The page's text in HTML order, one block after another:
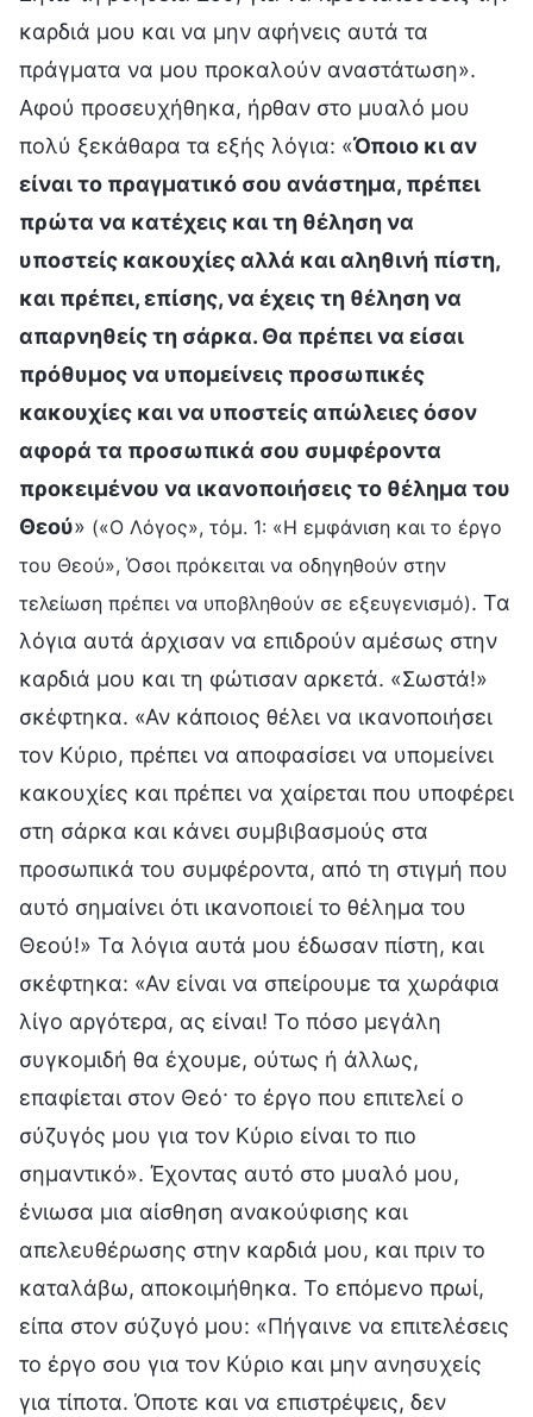
καρδιά μου και να μην αφήνεις αυτά τα
πράγματα να μου προκαλούν αναστάτωση».
Αφού προσευχήθηκα, ήρθαν στο μυαλό μου
πολύ ξεκάθαρα τα εξής λόγια: «Όποιο κι αν
είναι το πραγματικό σου ανάστημα, πρέπει
πρώτα να κατέχεις και τη θέληση να
υποστείς κακουχίες αλλά και αληθινή πίστη,
και πρέπει, επίσης, να έχεις τη θέληση να
απαρνηθείς τη σάρκα. Θα πρέπει να είσαι
πρόθυμος να υπομείνεις προσωπικές
κακουχίες και να υποστείς απώλειες όσον
αφορά τα προσωπικά σου συμφέροντα
προκειμένου να ικανοποιήσεις το θέλημα του
Θεού» («Ο Λόγος», τόμ. 1: «Η εμφάνιση και το έργο
του Θεού», Όσοι πρόκειται να οδηγηθούν στην
τελείωση πρέπει να υποβληθούν σε εξευγενισμό). Τα
λόγια αυτά άρχισαν να επιδρούν αμέσως στην
καρδιά μου και τη φώτισαν αρκετά. «Σωστά!»
σκέφτηκα. «Αν κάποιος θέλει να ικανοποιήσει
τον Κύριο, πρέπει να αποφασίσει να υπομείνει
κακουχίες και πρέπει να χαίρεται που υποφέρει
στη σάρκα και κάνει συμβιβασμούς στα
προσωπικά του συμφέροντα, από τη στιγμή που
αυτό σημαίνει ότι ικανοποιεί το θέλημα του
Θεού!» Τα λόγια αυτά μου έδωσαν πίστη, και
σκέφτηκα: «Αν είναι να σπείρουμε τα χωράφια
λίγο αργότερα, ας είναι! Το πόσο μεγάλη
συγκομιδή θα έχουμε, ούτως ή άλλως,
επαφίεται στον Θεό· το έργο που επιτελεί ο
σύζυγός μου για τον Κύριο είναι το πιο
σημαντικό». Έχοντας αυτό στο μυαλό μου,
ένιωσα μια αίσθηση ανακούφισης και
απελευθέρωσης στην καρδιά μου, και πριν το
καταλάβω, αποκοιμήθηκα. Το επόμενο πρωί,
είπα στον σύζυγό μου: «Πήγαινε να επιτελέσεις
το έργο σου για τον Κύριο και μην ανησυχείς
για τίποτα. Όποτε και να επιστρέψεις, δεν